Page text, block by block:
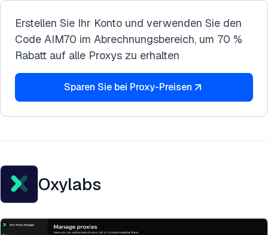
Erstellen Sie Ihr Konto und verwenden Sie den
Code AIM70 im Abrechnungsbereich, um 70 %
Rabatt auf alle Proxys zu erhalten
Sparen Sie bei Proxy-Preisen
Oxylabs